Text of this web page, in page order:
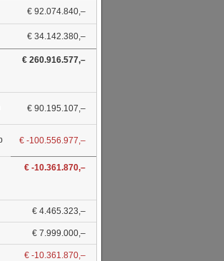
€ 92.074.840,–
€ 34.142.380,–
€ 260.916.577,–
€ 90.195.107,–
€ -100.556.977,–
€ -10.361.870,–
€ 4.465.323,–
€ 7.999.000,–
€ -10.361.870,–